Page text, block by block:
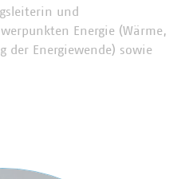
und
Energie (Wärme,
der Energiewende) sowie